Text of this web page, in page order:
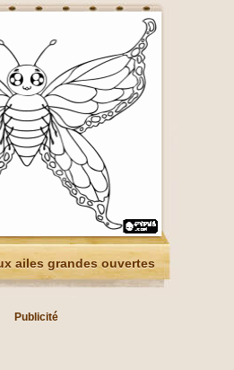
ailes grandes ouvertes
Publicité